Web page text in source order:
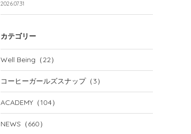
2026.07.31
カテゴリー
Well Being （22）
コーヒーガールズスナップ（3）
ACADEMY （104）
NEWS （660）